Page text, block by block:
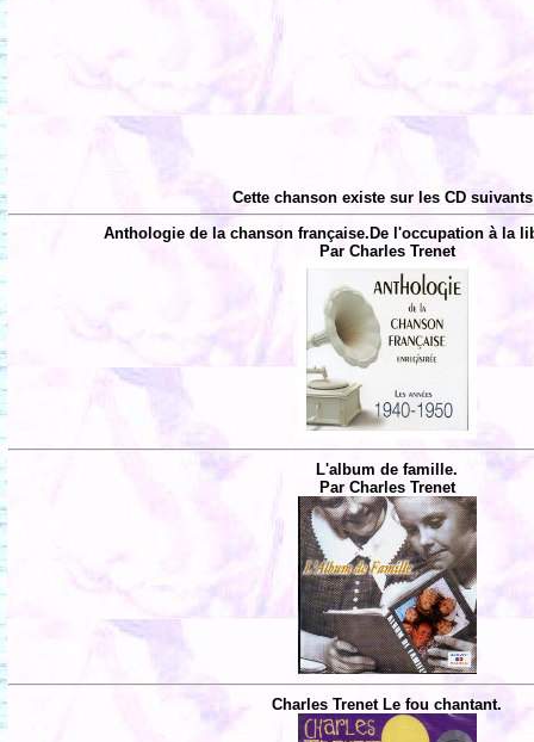
Cette chanson existe sur les CD
Anthologie de la chanson française.De l'occupation à la
Par Charles Trenet
L'album de famille.
Par Charles Trenet
Charles Trenet Le fou chantant.